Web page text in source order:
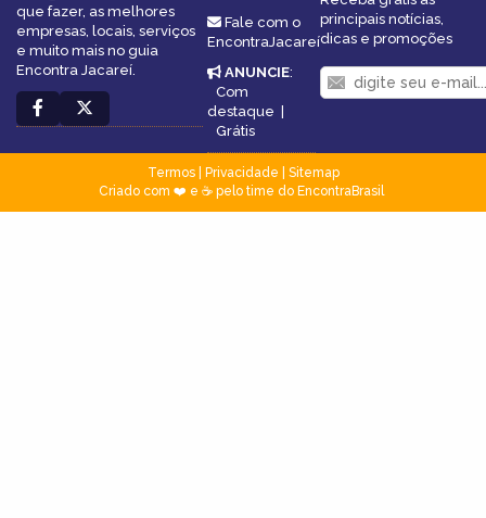
que fazer, as melhores
empresas, locais, serviços
e muito mais no guia
Encontra Jacareí.
Fale com o
EncontraJacareí
ANUNCIE:
Com
destaque
Grátis
principais notícias,
dicas e promoções
Termos| Privacidade
Sitemap
Criado com ❤️ e ☕ pelo time do EncontraBrasil